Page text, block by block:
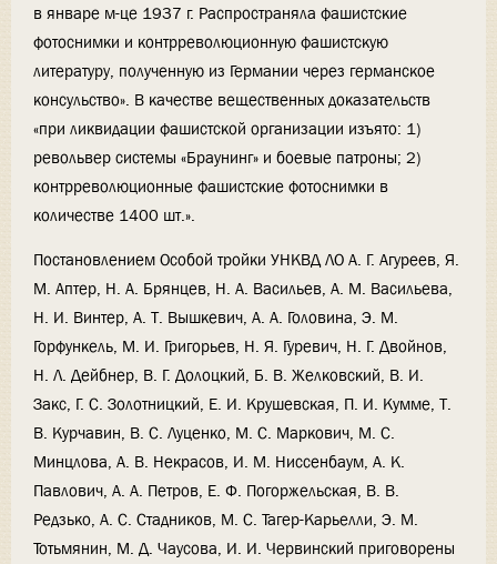
в январе м-це 1937 г. Распространяла фашистские
фотоснимки и контрреволюционную фашистскую
литературу, полученную из Германии через германское
консульство». В качестве вещественных доказательств
«при ликвидации фашистской организации изъято: 1)
револьвер системы «Браунинг» и боевые патроны; 2)
контрреволюционные фашистские фотоснимки в
количестве 1400 шт.».
Постановлением Особой тройки УНКВД ЛО А. Г. Агуреев, Я.
М. Аптер, Н. А. Брянцев, Н. А. Васильев, А. М. Васильева,
Н. И. Винтер, А. Т. Вышкевич, А. А. Головина, Э. М.
Горфункель, М. И. Григорьев, Н. Я. Гуревич, Н. Г. Двойнов,
Н. Л. Дейбнер, В. Г. Долоцкий, Б. В. Желковский, В. И.
Закс, Г. С. Золотницкий, Е. И. Крушевская, П. И. Кумме, Т.
В. Курчавин, В. С. Луценко, М. С. Маркович, М. С.
Минцлова, А. В. Некрасов, И. М. Ниссенбаум, А. К.
Павлович, А. А. Петров, Е. Ф. Погоржельская, В. В.
Редзько, А. С. Стадников, М. С. Тагер-Карьелли, Э. М.
Тотьмянин, М. Д. Чаусова, И. И. Червинский приговорены